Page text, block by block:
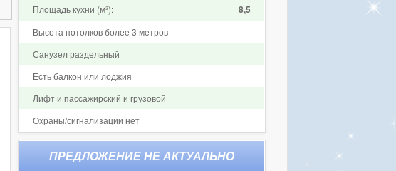
Площадь кухни (м²): 8,5
Высота потолков более 3 метров
Санузел раздельный
Есть балкон или лоджия
Лифт и пассажирский и грузовой
Охраны/сигнализации нет